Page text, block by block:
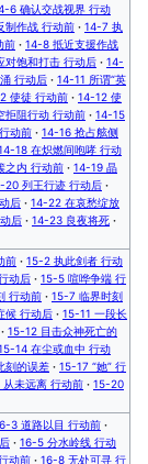
6 确认交战视界 行动
制作战 行动前 · 14-7 执
前 · 14-8 抵近支援作战
对饱和打击 行动后 · 14-
行动后 · 14-11 所谓“英
使徒 行动前 · 14-12 使
拒阻行动 行动前 · 14-15
动前 · 14-16 抢占舷侧
18 在炽燃间咆哮 行动
之内 行动前 · 14-19 晶
20 列王行迹 行动后 ·
后 · 14-22 在哀愁绽放
后 · 14-23 良夜将死 ·
前 · 15-2 执此剑者 行动
动后 · 15-5 喧哗争端 行
行动前 · 15-7 临界时刻
候 行动后 · 15-11 一段长
· 15-12 目击众神死亡的
14 在尘或血中 行动
刻的误差 · 15-17 “她” 行
未远离 行动前 · 15-20
3 道路以目 行动前 ·
· 16-5 分水岭线 行动
动前 · 16-8 无处可寻 行